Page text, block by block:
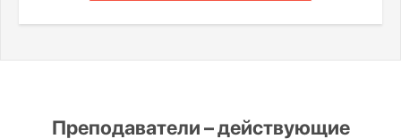
Преподаватели – действующие